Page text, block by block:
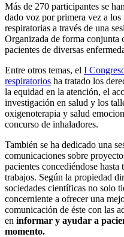
Más de 270 participantes se
dado voz por primera vez a los
respiratorias a través de una
Organizada de forma conjunta
pacientes de diversas
Entre otros temas, el I
respiratorios ha tratado los
la equidad en la atención, el
investigación en salud y los
oxigenoterapia y salud
concurso de inhaladores.
También se ha dedicado una
comunicaciones sobre
pacientes concediéndose hasta
trabajos. Según la propiedad
sociedades científicas no solo
concerniente a ofrecer una
comunicación de éste con las
en informar y ayudar a
momento.